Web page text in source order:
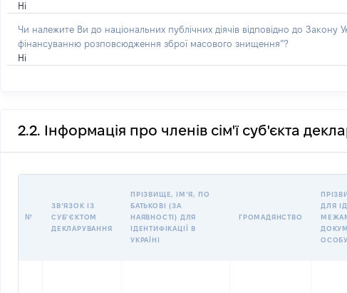
Ні
Чи належите Ви до національних публічних діячів відповідно до
фінансуванню розповсюдження зброї масового знищення”?
Ні
2.2. Інформація про членів сім'ї суб'єкта
№
ЗВʼЯЗОК ІЗ
СУБʼЄКТОМ
ДЕКЛАРУВАННЯ
ПРІЗВИЩЕ, ІМʼЯ, ПО
БАТЬКОВІ (ЗА
НАЯВНОСТІ) ДЛЯ
ІДЕНТИФІКАЦІЇ В
УКРАЇНІ
ГРОМАДЯНСТВО
ДЛЯ
ОСОБУ